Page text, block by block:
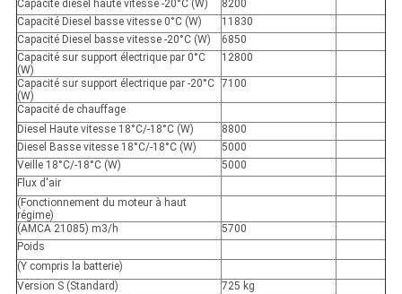
Capacité diesel haute vitesse -20°C (W)
8200
Capacité Diesel basse vitesse 0°C (W)
11830
Capacité Diesel basse vitesse -20°C (W)
6850
Capacité sur support électrique par 0°C
(W)
12800
Capacité sur support électrique par -20°C
(W)
7100
Capacité de chauffage
Diesel Haute vitesse 18°C/-18°C (W)
8800
Diesel Basse vitesse 18°C/-18°C (W)
5000
Veille 18°C/-18°C (W)
5000
Flux d'air
(Fonctionnement du moteur à haut
régime)
(AMCA 21085) m3/h
5700
Poids
(Y compris la batterie)
Version S (Standard)
725 kg